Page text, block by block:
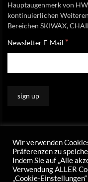
Hauptaugenmerk von
kontinuierlichen
Bereichen SKIWAX,
Newsletter E-Mail *
Wir verwenden
Präferenzen zu
Indem Sie auf „Alle
Verwendung ALLER
„Cookie-